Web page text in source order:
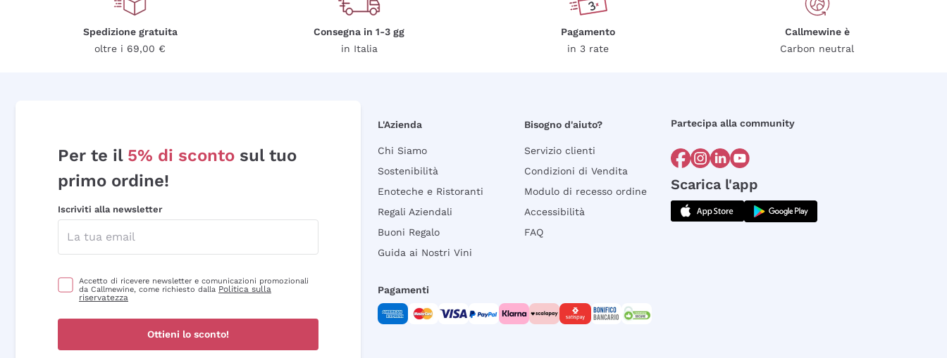
Spedizione gratuita
oltre i 69,00 €
Consegna in 1-3 gg
in Italia
Pagamento
in 3 rate
Callmewine è
Carbon neutral
Per te il 5% di sconto sul tuo
primo ordine!
Iscriviti alla newsletter
Accetto di ricevere newsletter e comunicazioni promozionali
da Callmewine, come richiesto dalla Politica sulla
riservatezza
Ottieni lo sconto!
L'Azienda
Chi Siamo
Sostenibilità
Enoteche e Ristoranti
Regali Aziendali
Buoni Regalo
Guida ai Nostri Vini
Bisogno d'aiuto?
Servizio clienti
Condizioni di Vendita
Modulo di recesso ordine
Accessibilità
FAQ
Partecipa alla community
Scarica l'app
Pagamenti